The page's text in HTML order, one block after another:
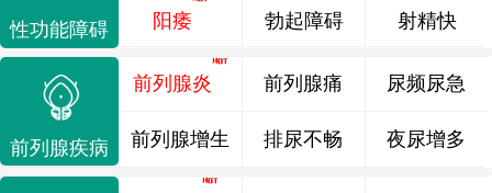
性功能障碍 阳痿 勃起障碍 射精快
前列腺疾病
前列腺炎 前列腺痛 尿频尿急
前列腺增生 排尿不畅 夜尿增多